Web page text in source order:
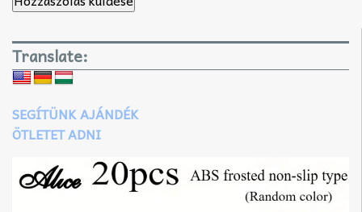
Translate:
SEGÍTÜNK AJÁNDÉK
ÖTLETET ADNI